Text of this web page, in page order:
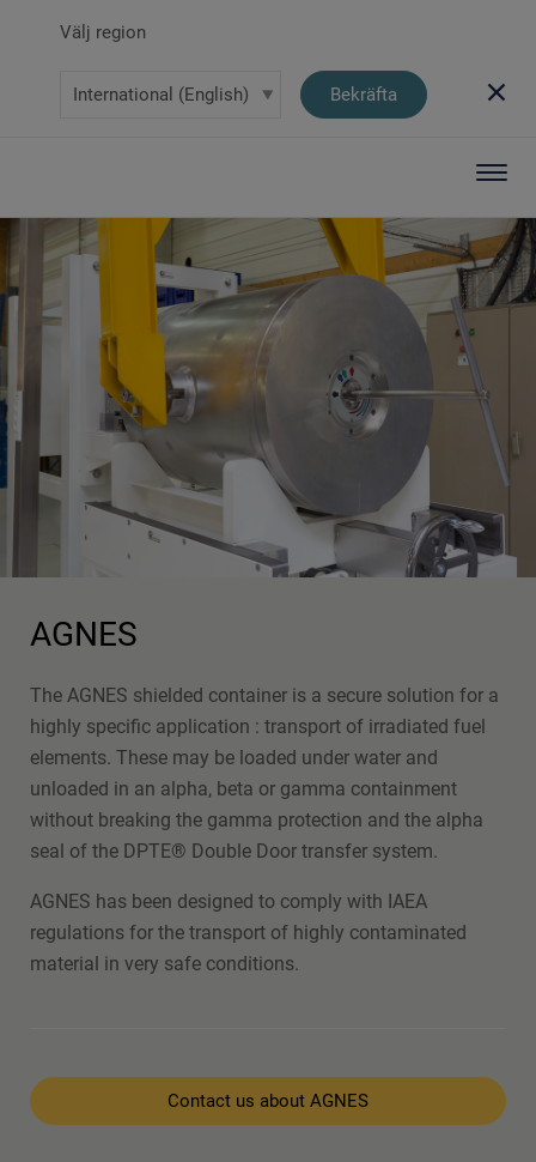
Välj region
Bekräfta
AGNES
The AGNES shielded container is a secure solution for a
highly specific application : transport of irradiated fuel
elements. These may be loaded under water and
unloaded in an alpha, beta or gamma containment
without breaking the gamma protection and the alpha
seal of the DPTE® Double Door transfer system.
AGNES has been designed to comply with IAEA
regulations for the transport of highly contaminated
material in very safe conditions.
Contact us about AGNES